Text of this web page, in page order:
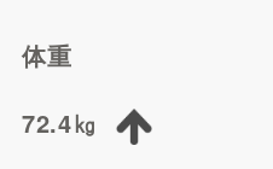
体重
72.4㎏